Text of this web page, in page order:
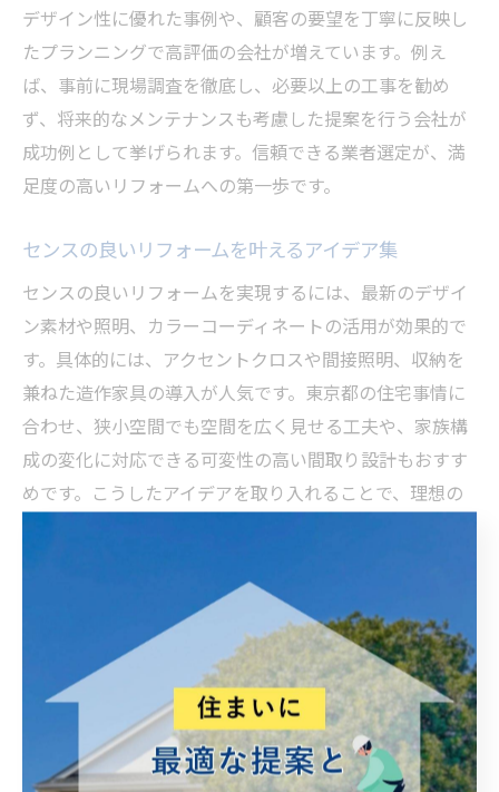
デザイン性に優れた事例や、顧客の要望を丁寧に反映し
たプランニングで高評価の会社が増えています。例え
ば、事前に現場調査を徹底し、必要以上の工事を勧め
ず、将来的なメンテナンスも考慮した提案を行う会社が
成功例として挙げられます。信頼できる業者選定が、満
足度の高いリフォームへの第一歩です。
センスの良いリフォームを叶えるアイデア集
センスの良いリフォームを実現するには、最新のデザイ
ン素材や照明、カラーコーディネートの活用が効果的で
す。具体的には、アクセントクロスや間接照明、収納を
兼ねた造作家具の導入が人気です。東京都の住宅事情に
合わせ、狭小空間でも空間を広く見せる工夫や、家族構
成の変化に対応できる可変性の高い間取り設計もおすす
めです。こうしたアイデアを取り入れることで、理想の
リフォームで人気のおしゃれ空間演出ポイント
おしゃれな空間を演出するポイントは、統一感のある素
材選びと照明計画にあります。たとえば、無垢材やタイ
ルを効果的に組み合わせたり、ダウンライトやペンダン
トライトで雰囲気を演出する手法が人気です。また、東
京都の住宅では限られたスペースを有効活用するため、